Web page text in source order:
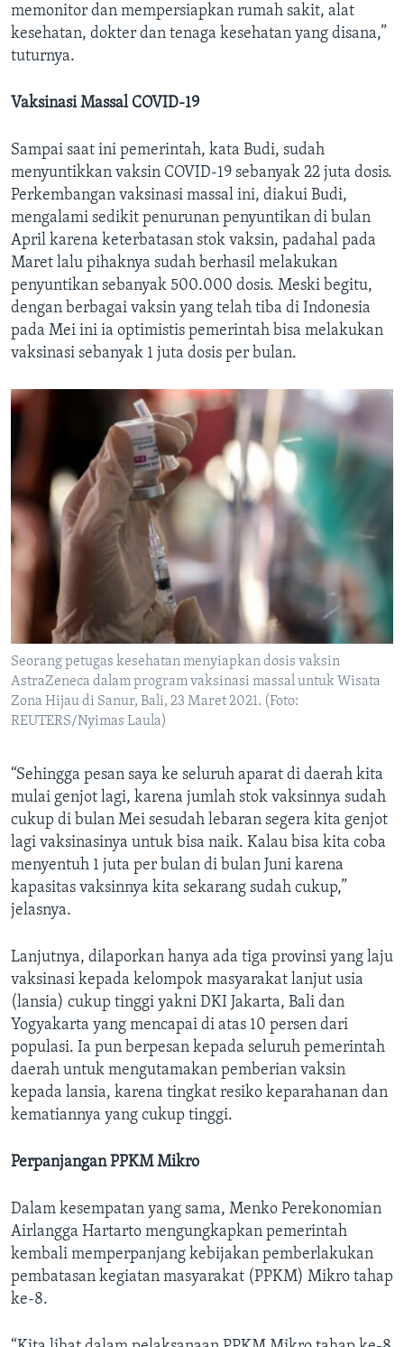
memonitor dan mempersiapkan rumah sakit, alat
kesehatan, dokter dan tenaga kesehatan yang disana,”
tuturnya.
Vaksinasi Massal COVID-19
Sampai saat ini pemerintah, kata Budi, sudah
menyuntikkan vaksin COVID-19 sebanyak 22 juta dosis.
Perkembangan vaksinasi massal ini, diakui Budi,
mengalami sedikit penurunan penyuntikan di bulan
April karena keterbatasan stok vaksin, padahal pada
Maret lalu pihaknya sudah berhasil melakukan
penyuntikan sebanyak 500.000 dosis. Meski begitu,
dengan berbagai vaksin yang telah tiba di Indonesia
pada Mei ini ia optimistis pemerintah bisa melakukan
vaksinasi sebanyak 1 juta dosis per bulan.
Seorang petugas kesehatan menyiapkan dosis vaksin
AstraZeneca dalam program vaksinasi massal untuk Wisata
Zona Hijau di Sanur, Bali, 23 Maret 2021. (Foto:
REUTERS/Nyimas Laula)
“Sehingga pesan saya ke seluruh aparat di daerah kita
mulai genjot lagi, karena jumlah stok vaksinnya sudah
cukup di bulan Mei sesudah lebaran segera kita genjot
lagi vaksinasinya untuk bisa naik. Kalau bisa kita coba
menyentuh 1 juta per bulan di bulan Juni karena
kapasitas vaksinnya kita sekarang sudah cukup,”
jelasnya.
Lanjutnya, dilaporkan hanya ada tiga provinsi yang laju
vaksinasi kepada kelompok masyarakat lanjut usia
(lansia) cukup tinggi yakni DKI Jakarta, Bali dan
Yogyakarta yang mencapai di atas 10 persen dari
populasi. Ia pun berpesan kepada seluruh pemerintah
daerah untuk mengutamakan pemberian vaksin
kepada lansia, karena tingkat resiko keparahanan dan
kematiannya yang cukup tinggi.
Perpanjangan PPKM Mikro
Dalam kesempatan yang sama, Menko Perekonomian
Airlangga Hartarto mengungkapkan pemerintah
kembali memperpanjang kebijakan pemberlakukan
pembatasan kegiatan masyarakat (PPKM) Mikro tahap
ke-8.